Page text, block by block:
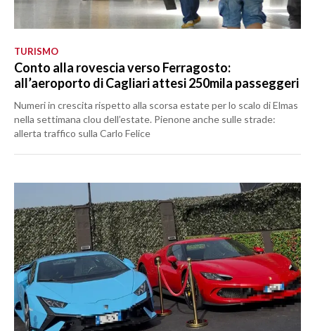
TURISMO
Conto alla rovescia verso Ferragosto:
all’aeroporto di Cagliari attesi 250mila passeggeri
Numeri in crescita rispetto alla scorsa estate per lo scalo di Elmas
nella settimana clou dell’estate. Pienone anche sulle strade:
allerta traffico sulla Carlo Felice